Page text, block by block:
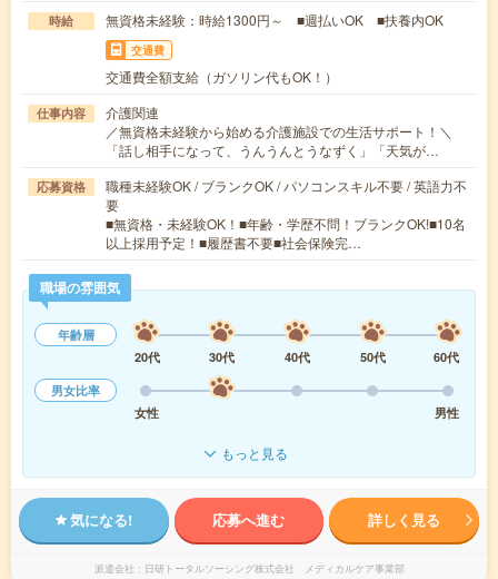
時給 無資格未経験：時給1300円～ ■週払いOK ■扶養内OK
交通費
交通費全額支給（ガソリン代もOK！）
仕事内容
介護関連
／無資格未経験から始める介護施設での生活サポート！＼
「話し相手になって、うんうんとうなずく」「天気が…
応募資格
職種未経験OK / ブランクOK / パソコンスキル不要 / 英語力不
要
■無資格・未経験OK！■年齢・学歴不問！ブランクOK!■10名
以上採用予定！■履歴書不要■社会保険完…
職場の雰囲気
年齢層
20代
30代 40代 50代
60代
男女比率
女性
男性
もっと見る
気になる! 応募へ進む 詳しく見る
派遣会社 日研トータルソーシング株式会社 メディカルケア事業部